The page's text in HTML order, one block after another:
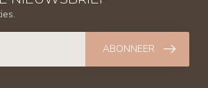
ABONNEER